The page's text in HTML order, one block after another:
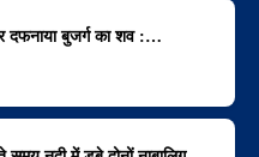
दफनाया बुजर्ग का शव :…